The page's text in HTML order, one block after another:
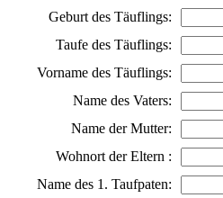
Geburt des Täuflings:
Taufe des Täuflings:
Vorname des Täuflings:
Name des Vaters:
Name der Mutter:
Wohnort der Eltern :
Name des 1. Taufpaten: